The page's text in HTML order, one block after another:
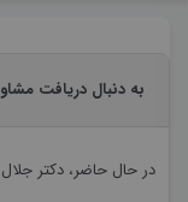
به دنبال دریافت
در حال حاضر،دکتر